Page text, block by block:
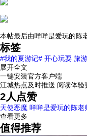
本帖最后由咩咩是爱玩的陈
标签
#我的夏游记# 开心玩耍 旅游
展开全文
一键安装官方客户端
江城热点及时推送 阅读体验
2 人点赞
天使恶魔 咩咩是爱玩的陈老
查看更多
值得推荐